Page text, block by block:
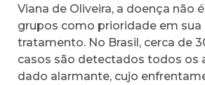
Viana de Oliveira, a doença não
grupos como prioridade em sua
tratamento. No Brasil, cerca de
casos são detectados todos os
dado alarmante, cujo